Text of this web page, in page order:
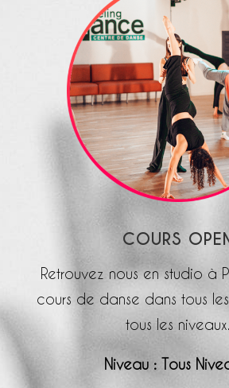
COURS
Retrouvez nous en studio à
cours de danse dans tous
tous les niveaux.
Niveau : Tous